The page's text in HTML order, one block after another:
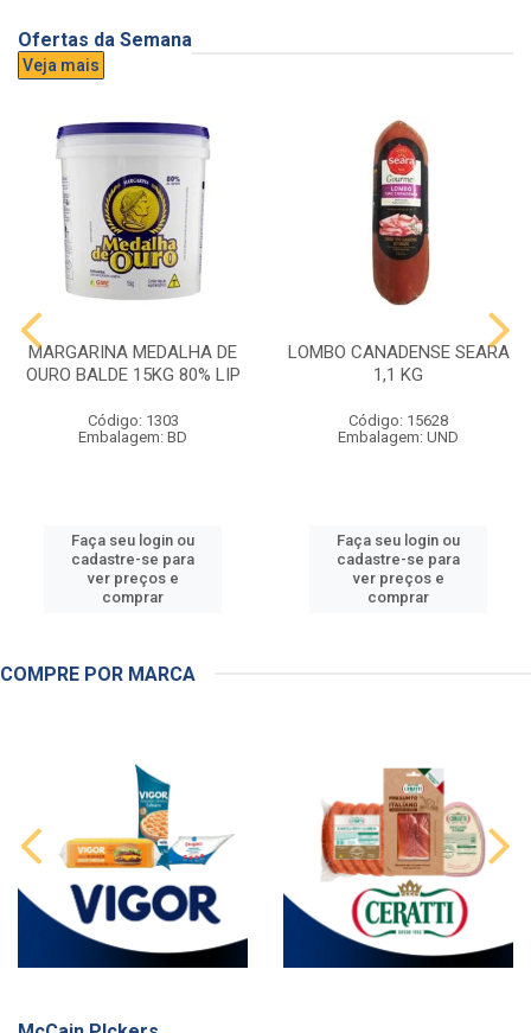
Ofertas da Semana
Veja mais
MARGARINA MEDALHA DE
OURO BALDE 15KG 80% LIP
Código: 1303
Embalagem: BD
Faça seu login ou
cadastre-se para
ver preços e
comprar
LOMBO CANADENSE SEARA
1,1 KG
Código: 15628
Embalagem: UND
Faça seu login ou
cadastre-se para
ver preços e
comprar
COMPRE POR MARCA